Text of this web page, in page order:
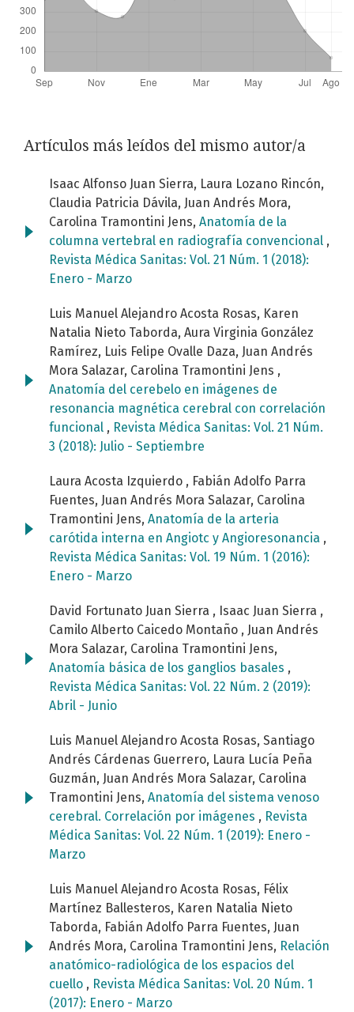
Artículos más leídos del mismo autor/a
Isaac Alfonso Juan Sierra, Laura Lozano Rincón,
Claudia Patricia Dávila, Juan Andrés Mora,
Carolina Tramontini Jens, Anatomía de la
columna vertebral en radiografía convencional ,
Revista Médica Sanitas: Vol. 21 Núm. 1 (2018):
Enero - Marzo
Luis Manuel Alejandro Acosta Rosas, Karen
Natalia Nieto Taborda, Aura Virginia González
Ramírez, Luis Felipe Ovalle Daza, Juan Andrés
Mora Salazar, Carolina Tramontini Jens ,
Anatomía del cerebelo en imágenes de
resonancia magnética cerebral con correlación
funcional , Revista Médica Sanitas: Vol. 21 Núm.
3 (2018): Julio - Septiembre
Laura Acosta Izquierdo , Fabián Adolfo Parra
Fuentes, Juan Andrés Mora Salazar, Carolina
Tramontini Jens, Anatomía de la arteria
carótida interna en Angiotc y Angioresonancia ,
Revista Médica Sanitas: Vol. 19 Núm. 1 (2016):
Enero - Marzo
David Fortunato Juan Sierra , Isaac Juan Sierra ,
Camilo Alberto Caicedo Montaño , Juan Andrés
Mora Salazar, Carolina Tramontini Jens,
Anatomía básica de los ganglios basales ,
Revista Médica Sanitas: Vol. 22 Núm. 2 (2019):
Abril - Junio
Luis Manuel Alejandro Acosta Rosas, Santiago
Andrés Cárdenas Guerrero, Laura Lucía Peña
Guzmán, Juan Andrés Mora Salazar, Carolina
Tramontini Jens, Anatomía del sistema venoso
cerebral. Correlación por imágenes , Revista
Médica Sanitas: Vol. 22 Núm. 1 (2019): Enero -
Marzo
Luis Manuel Alejandro Acosta Rosas, Félix
Martínez Ballesteros, Karen Natalia Nieto
Taborda, Fabián Adolfo Parra Fuentes, Juan
Andrés Mora, Carolina Tramontini Jens, Relación
anatómico-radiológica de los espacios del
cuello , Revista Médica Sanitas: Vol. 20 Núm. 1
(2017): Enero - Marzo